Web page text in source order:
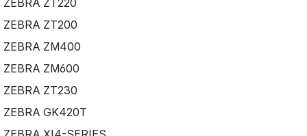
ZEBRA ZT200
ZEBRA ZM400
ZEBRA ZM600
ZEBRA ZT230
ZEBRA GK420T